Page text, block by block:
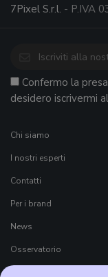
7Pixel S.r.l. - P.IVA
Confermo la
desidero iscrivermi
Chi siamo
I nostri esperti
Contatti
Per i brand
News
Osservatorio